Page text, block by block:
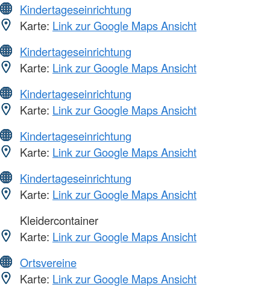
Kindertageseinrichtung
Karte: Link zur Google Maps Ansicht
Kindertageseinrichtung
Karte: Link zur Google Maps Ansicht
Kindertageseinrichtung
Karte: Link zur Google Maps Ansicht
Kindertageseinrichtung
Karte: Link zur Google Maps Ansicht
Kindertageseinrichtung
Karte: Link zur Google Maps Ansicht
Kleidercontainer
Karte: Link zur Google Maps Ansicht
Ortsvereine
Karte: Link zur Google Maps Ansicht